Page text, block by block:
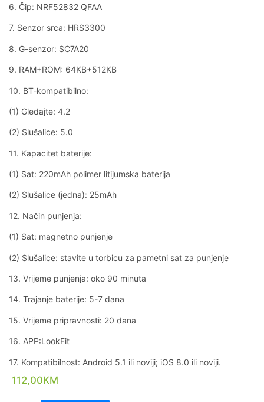
6. Čip: NRF52832 QFAA
7. Senzor srca: HRS3300
8. G-senzor: SC7A20
9. RAM+ROM: 64KB+512KB
10. BT-kompatibilno:
(1) Gledajte: 4.2
(2) Slušalice: 5.0
11. Kapacitet baterije:
(1) Sat: 220mAh polimer litijumska baterija
(2) Slušalice (jedna): 25mAh
12. Način punjenja:
(1) Sat: magnetno punjenje
(2) Slušalice: stavite u torbicu za pametni sat za punjenje
13. Vrijeme punjenja: oko 90 minuta
14. Trajanje baterije: 5-7 dana
15. Vrijeme pripravnosti: 20 dana
16. APP:LookFit
17. Kompatibilnost: Android 5.1 ili noviji; iOS 8.0 ili noviji.
112,00KM